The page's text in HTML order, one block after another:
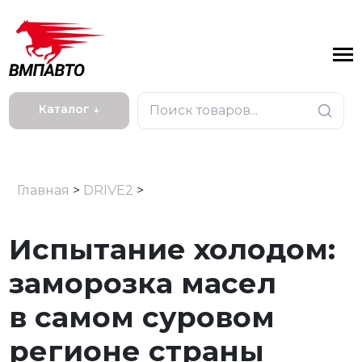
Каталог ↓
Главная > DRIVE2 >
Испытание холодом:
заморозка масел
в самом суровом
регионе страны